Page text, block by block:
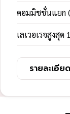
คอมมิชชั่นแยก
เลเวอเรจสูงสุด
รายละเอียด